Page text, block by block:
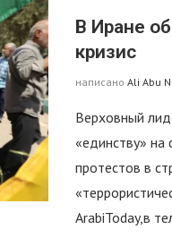
В Иране
кризис
написано Ali Abu
Верховный
«единству»
протестов в
ArabiToday,в